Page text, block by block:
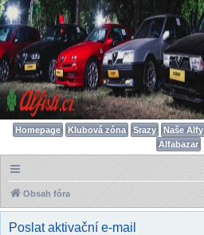
Homepage Klubová zóna Srazy Naše Alfy
Alfabazar
Obsah fóra
Poslat aktivační e-mail